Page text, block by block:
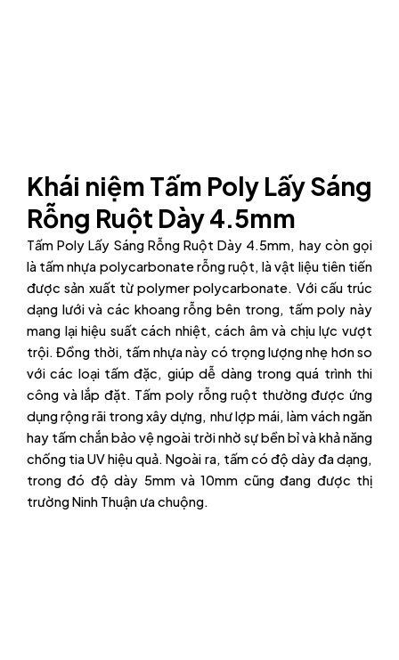
Khái niệm Tấm Poly Lấy Sáng
Rỗng Ruột Dày 4.5mm
Tấm Poly Lấy Sáng Rỗng Ruột Dày 4.5mm, hay còn gọi
là tấm nhựa polycarbonate rỗng ruột, là vật liệu tiên tiến
được sản xuất từ polymer polycarbonate. Với cấu trúc
dạng lưới và các khoang rỗng bên trong, tấm poly này
mang lại hiệu suất cách nhiệt, cách âm và chịu lực vượt
trội. Đồng thời, tấm nhựa này có trọng lượng nhẹ hơn so
với các loại tấm đặc, giúp dễ dàng trong quá trình thi
công và lắp đặt. Tấm poly rỗng ruột thường được ứng
dụng rộng rãi trong xây dựng, như lợp mái, làm vách ngăn
hay tấm chắn bảo vệ ngoài trời nhờ sự bền bỉ và khả năng
chống tia UV hiệu quả. Ngoài ra, tấm có độ dày đa dạng,
trong đó độ dày 5mm và 10mm cũng đang được thị
trường Ninh Thuận ưa chuộng.